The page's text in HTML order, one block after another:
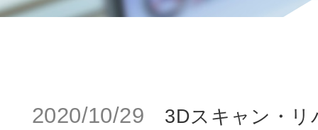
2020/10/29 3Dスキャン・